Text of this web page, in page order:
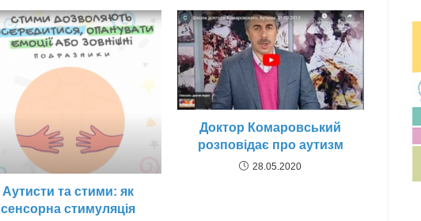
Аутисти та стими: як
сенсорна стимуляція
Доктор Комаровський
розповідає про аутизм
28.05.2020